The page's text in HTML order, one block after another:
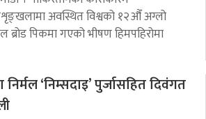
अवस्थित विश्वको १२औँ अग्लो
ब्रोड पिकमा गएको भीषण हिमपहिरोमा
निर्मल ‘निम्सदाइ’ पुर्जासहित दिवंगत